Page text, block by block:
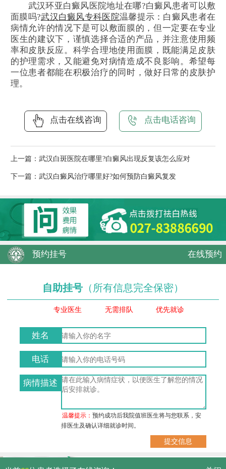
武汉环亚白癜风医院地址在哪?白癜风患者可以敷
面膜吗?武汉白癜风专科医院温馨提示：白癜风患者在
病情允许的情况下是可以敷面膜的，但一定要在专业
医生的建议下，谨慎选择合适的产品，并注意使用频
率和皮肤反应。科学合理地使用面膜，既能满足皮肤
的护理需求，又能避免对病情造成不良影响。希望每
一位患者都能在积极治疗的同时，做好日常的皮肤护
理。
点击在线咨询 点击电话咨询
上一篇： 武汉白斑医院在哪里?白癜风出现反复该怎么应对
下一篇： 武汉白癜风治疗哪里好?如何预防白癜风复发
预约挂号 在线预约
自助挂号 （所有信息完全保密）
专业医生 无需排队 优先就诊
姓名
电话
病情描述
温馨提示：预约成功后我院值班医生将与您联系，安
排医生及确认详细就诊时间。